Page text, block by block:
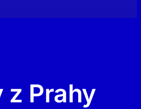
z Prahy